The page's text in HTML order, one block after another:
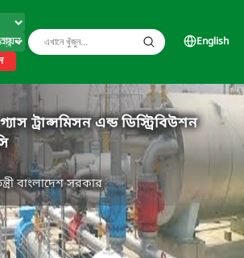
English
ট্রান্সমিসন এন্ড ডিস্ট্রিবিউশন
বাংলাদেশ সরকার